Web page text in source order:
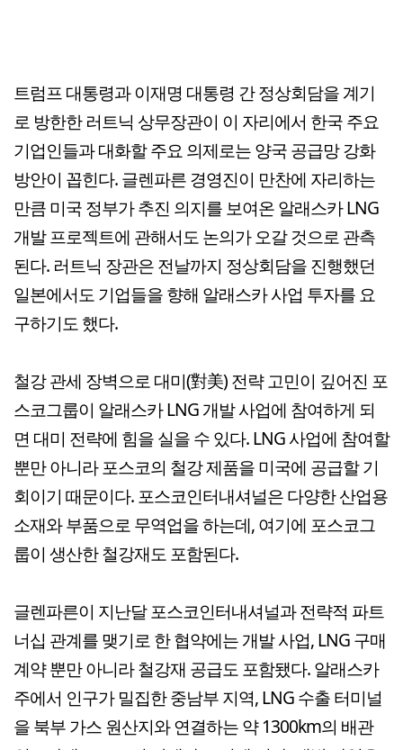
트럼프 대통령과 이재명 대통령 간 정상회담을 계기
로 방한한 러트닉 상무장관이 이 자리에서 한국 주요
기업인들과 대화할 주요 의제로는 양국 공급망 강화
방안이 꼽힌다. 글렌파른 경영진이 만찬에 자리하는
만큼 미국 정부가 추진 의지를 보여온 알래스카 LNG
개발 프로젝트에 관해서도 논의가 오갈 것으로 관측
된다. 러트닉 장관은 전날까지 정상회담을 진행했던
일본에서도 기업들을 향해 알래스카 사업 투자를 요
구하기도 했다.
철강 관세 장벽으로 대미(對美) 전략 고민이 깊어진 포
스코그룹이 알래스카 LNG 개발 사업에 참여하게 되
면 대미 전략에 힘을 실을 수 있다. LNG 사업에 참여할
뿐만 아니라 포스코의 철강 제품을 미국에 공급할 기
회이기 때문이다. 포스코인터내셔널은 다양한 산업용
소재와 부품으로 무역업을 하는데, 여기에 포스코그
룹이 생산한 철강재도 포함된다.
글렌파른이 지난달 포스코인터내셔널과 전략적 파트
너십 관계를 맺기로 한 협약에는 개발 사업, LNG 구매
계약 뿐만 아니라 철강재 공급도 포함됐다. 알래스카
주에서 인구가 밀집한 중남부 지역, LNG 수출 터미널
을 북부 가스 원산지와 연결하는 약 1300km의 배관